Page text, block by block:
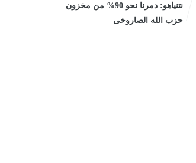
نتنياهو: دمرنا نحو 90% من مخزون
حزب الله الصاروخى